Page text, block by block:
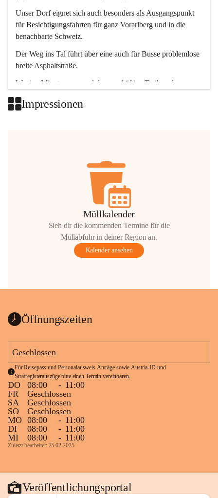
Unser Dorf eignet sich auch besonders als Ausgangspunkt
für Besichtigungsfahrten für ganz Vorarlberg und in die
benachbarte Schweiz.
Der Weg ins Tal führt über eine auch für Busse problemlose
breite Asphaltstraße.
Wenige Minuten nur, und das geschäftige Treiben der
Impressionen
Müllkalender
Sieh dir die kommenden Termine für die
Müllabfuhr in deiner Region an.
Kalender ansehen
Öffnungszeiten
Geschlossen
Für Reisepass und Personalausweis Anträge sowie Austria-ID und
Strafregisterauszüge bitte einen Termin vereinbaren.
DO 08:00 - 11:00
FR
Geschlossen
SA
Geschlossen
SO
Geschlossen
MO 08:00 - 11:00
DI
08:00 - 11:00
MI
08:00 - 11:00
Zuletzt bearbeitet: 25.02.2025
Veröffentlichungsportal